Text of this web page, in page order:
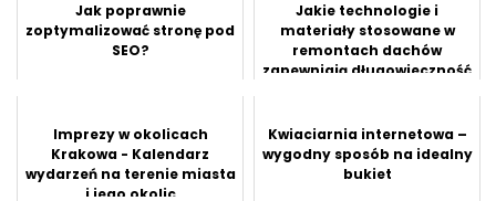
Jak poprawnie
zoptymalizować stronę pod
SEO?
Jakie technologie i
materiały stosowane w
remontach dachów
zapewniają długowieczność
Imprezy w okolicach
Krakowa - Kalendarz
wydarzeń na terenie miasta
i jego okolic
Kwiaciarnia internetowa –
wygodny sposób na idealny
bukiet